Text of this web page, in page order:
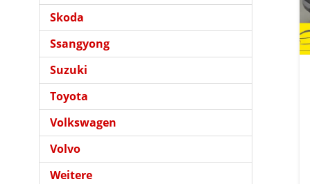
Skoda
Ssangyong
Suzuki
Toyota
Volkswagen
Volvo
Weitere